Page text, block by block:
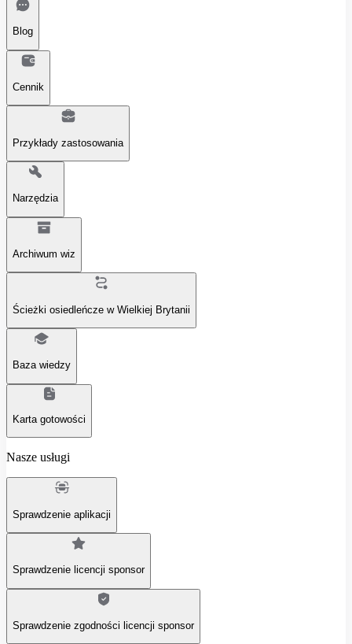
Blog
Cennik
Przykłady zastosowania
Narzędzia
Archiwum wiz
Ścieżki osiedleńcze w Wielkiej Brytanii
Baza wiedzy
Karta gotowości
Nasze usługi
Sprawdzenie aplikacji
Sprawdzenie licencji sponsor
Sprawdzenie zgodności licencji sponsor